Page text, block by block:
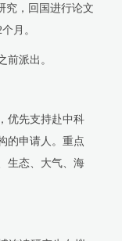
究，回国进行论文
个月。
前派出。
先支持赴中科
的申请人。重点
生态、大气、海